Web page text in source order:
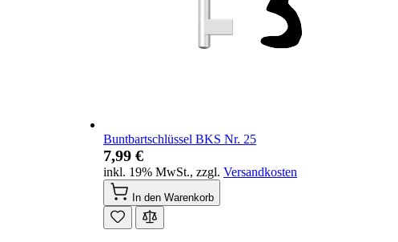
Buntbartschlüssel BKS Nr. 25
7,99 €
inkl. 19% MwSt., zzgl. Versandkosten
In den Warenkorb